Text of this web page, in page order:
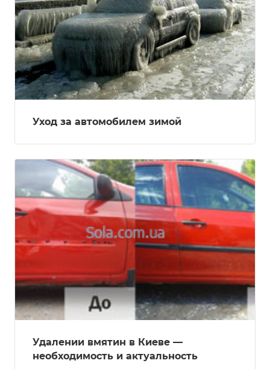
Уход за автомобилем зимой
Удалении вмятин в Киеве —
необходимость и актуальность